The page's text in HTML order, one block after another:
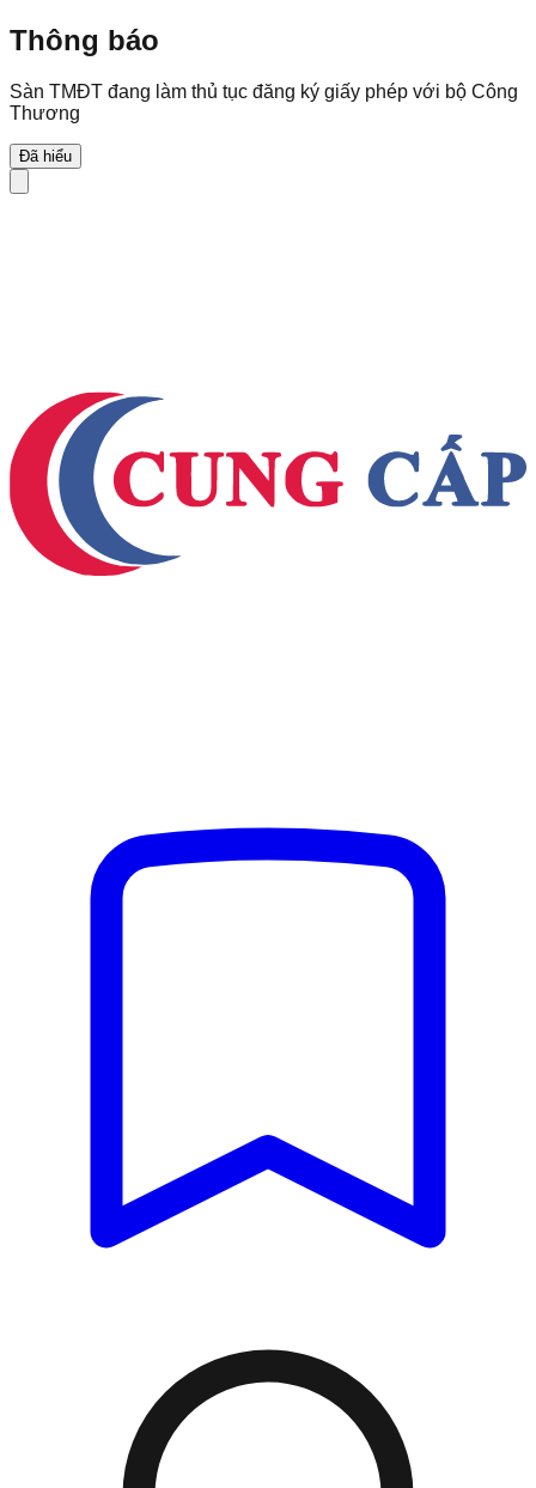
Thông báo
Sàn TMĐT đang làm thủ tục đăng ký giấy phép với bộ Công
Thương
Đã hiểu